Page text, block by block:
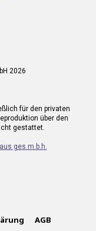
2026
für den privaten
über den
gestattet.
ges.m.b.h.
AGB